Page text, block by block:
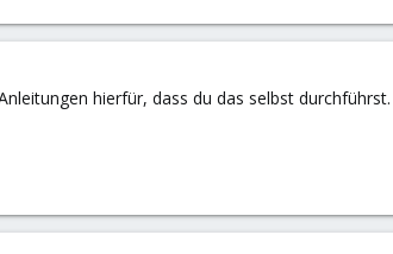
hierfür, dass du das selbst durchführst.